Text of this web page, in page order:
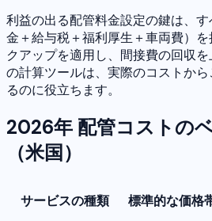
利益の出る配管料金設定の鍵は、
金＋給与税＋福利厚生＋車両費）
クアップを適用し、間接費の回収
の計算ツールは、実際のコストか
るのに役立ちます。
2026年 配管コストの
（米国）
サービスの種類 標準的な価格